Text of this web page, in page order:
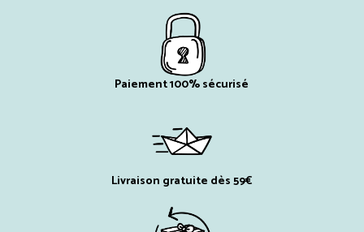
Paiement 100% sécurisé
Livraison gratuite dès 59€